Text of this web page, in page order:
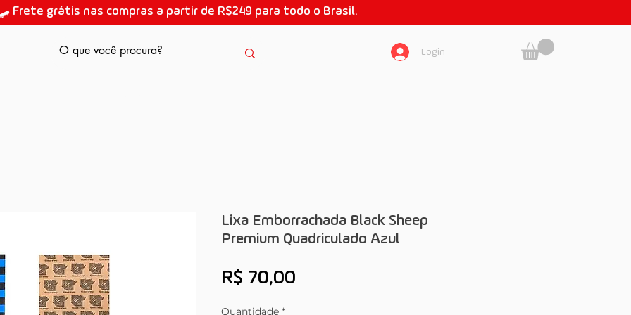
Frete grátis nas compras a partir de R$249 para todo o Brasil.
Login
Lixa Emborrachada Black Sheep
Premium Quadriculado Azul
R$ 70,00
Quantidade *